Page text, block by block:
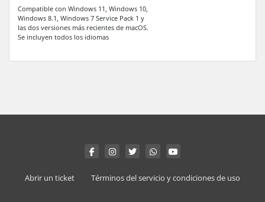
Compatible con Windows 11, Windows 10,
Windows 8.1, Windows 7 Service Pack 1 y
las dos versiones más recientes de macOS.
Se incluyen todos los idiomas
Abrir un ticket Términos del servicio y condiciones de uso